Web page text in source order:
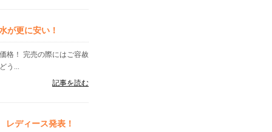
更に安い！
！ 完売の際にはご容赦
う...
記事を読む
ディース発表！